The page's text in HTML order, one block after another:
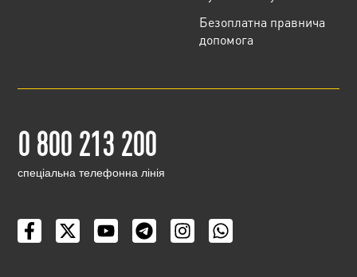
Безоплатна правнича
допомога
0 800 213 200
cпеціальна телефонна лінія